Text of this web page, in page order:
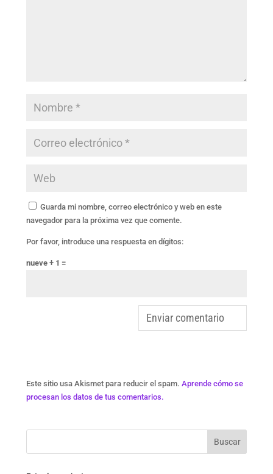
Guarda mi nombre, correo electrónico y web en este
navegador para la próxima vez que comente.
Por favor, introduce una respuesta en dígitos:
nueve + 1 =
Este sitio usa Akismet para reducir el spam. Aprende cómo se
procesan los datos de tus comentarios.